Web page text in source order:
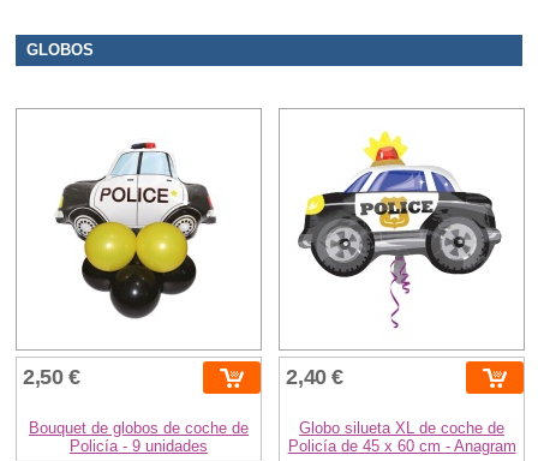
GLOBOS
2,50 €
Bouquet de globos de coche de
Policía - 9 unidades
2,40 €
Globo silueta XL de coche de
Policía de 45 x 60 cm - Anagram